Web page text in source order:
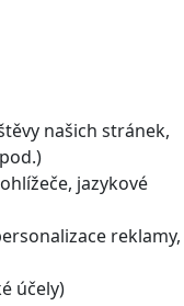
našich stránek,
jazykové
reklamy,
účely)